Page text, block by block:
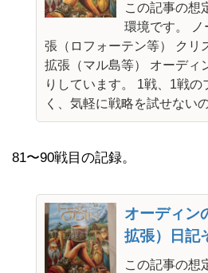
この記事の想
環境です。 ノ
張（ロフォーテン等） クリ
拡張（マル島等） オーディ
りしています。 1戦、1戦の
く、気軽に戦略を試せない
81〜90戦目の記録。
オーディン
拡張）日記
この記事の想